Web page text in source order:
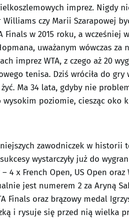
imprez. Nigdy
czy Marii Szarapowej
w 2015 roku, a wcześniej
uważanym wówczas za
imprez WTA, z czego aż 20
tenisa. Dziś wróciła do gry
Ma 34 lata, gdyby nie
wysokim poziomie, ciesząc oko
zawodniczek w historii
wystarczyły już do
4 x French Open, US Open
jest numerem 2 za Aryną
Finals oraz brązowy medal
i rysuje się przed nią wielka